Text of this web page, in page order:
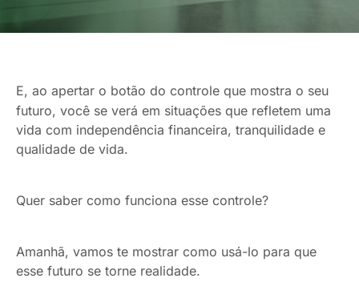
E, ao apertar o botão do controle que mostra o seu
futuro, você se verá em situações que refletem uma
vida com independência financeira, tranquilidade e
qualidade de vida.
Quer saber como funciona esse controle?
Amanhã, vamos te mostrar como usá-lo para que
esse futuro se torne realidade.